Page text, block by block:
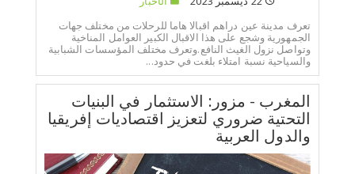
تعرف مدينة عين دراهم اقبالا هاما للرحلات من مختلف جهات
الجمهورية وشجع على هذا الاقبال الكبير العوامل المناخية
وتواصل نزول الغيث النافع.وتعرف مختلف المؤسسات الشبابية
والسياحية نسبة امتلاء بلغت في حدود...
المغرب - مزور: الاستثمار في البنيات
التحتية ضروري لتعزيز اقتصاديات إفريقيا
والدول العربية